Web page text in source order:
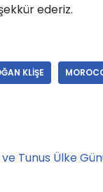
ederiz.
KLIŞE
Tunus Ülke